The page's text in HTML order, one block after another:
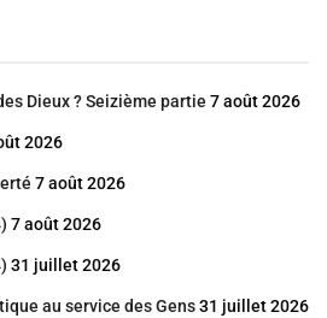
Dieux ? Seizième partie 7 août 2026
2026
7 août 2026
7 août 2026
31 juillet 2026
au service des Gens31 juillet 2026